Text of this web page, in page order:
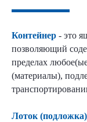
Контейнер - это
позволяющий
пределах
(материалы),
Лоток (подложка)